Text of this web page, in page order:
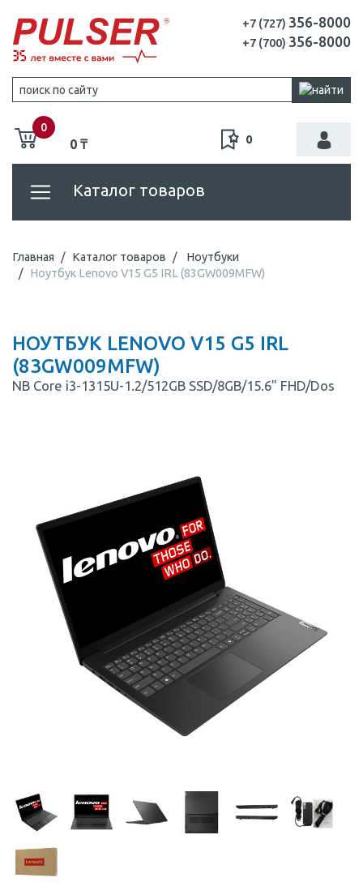
+7 (727) 356-8000
+7 (700) 356-8000
0
0 ₸ 0
Каталог товаров
Главная Каталог товаров
Ноутбуки
Ноутбук Lenovo V15 G5 IRL (83GW009MFW)
НОУТБУК LENOVO V15 G5 IRL
(83GW009MFW)
NB Core i3-1315U-1.2/512GB SSD/8GB/15.6" FHD/Dos